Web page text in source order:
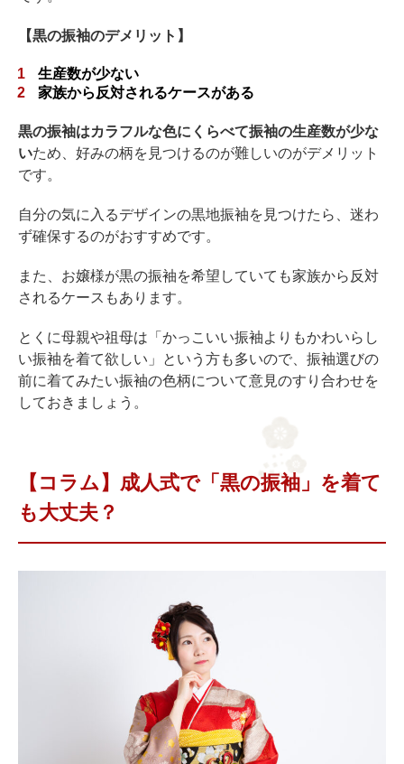
【黒の振袖のデメリット】
生産数が少ない
家族から反対されるケースがある
黒の振袖はカラフルな色にくらべて振袖の生産数が少な
いため、好みの柄を見つけるのが難しいのがデメリット
です。
自分の気に入るデザインの黒地振袖を見つけたら、迷わ
ず確保するのがおすすめです。
また、お嬢様が黒の振袖を希望していても家族から反対
されるケースもあります。
とくに母親や祖母は「かっこいい振袖よりもかわいらし
い振袖を着て欲しい」という方も多いので、振袖選びの
前に着てみたい振袖の色柄について意見のすり合わせを
しておきましょう。
【コラム】成人式で「黒の振袖」を着て
も大丈夫？